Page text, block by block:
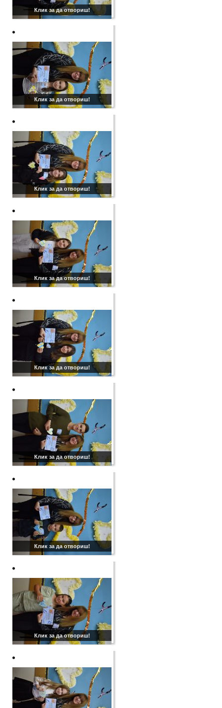
Клик за да отвориш!
Клик за да отвориш!
Клик за да отвориш!
Клик за да отвориш!
Клик за да отвориш!
Клик за да отвориш!
Клик за да отвориш!
Клик за да отвориш!